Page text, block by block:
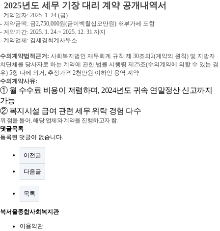
2025년도 세무 기장 대리 계약 공개내역서
- 계약일자: 2025. 1. 24.(금)
- 계약금액: 금2,750,000원(금이백칠십오만원) ※부가세 포함
- 계약기간: 2025. 1. 24.~ 2025. 12. 31.까지
- 계약업체 : 김세경회계사무소
수의계약법적근거 : 사회복지법인 재무회계 규칙 제 30조의 2(계약의 원칙) 및 지방자
치단체를 당사자로 하는 계약에 관한 법률 시행령 제 25조(수의계약에 의할 수 있는 경
우) 5항 나에 의거, 추정가격 2천만원 이하인 용역 계약
수의계약사유:
① 월 수수료 비용이 저렴하며, 2024년도 귀속 연말정산 신고까지
가능
② 복지시설 급여 관련 세무 위탁 경험 다수
위 점을 들어,해당 업체와 계약을 진행하고자 함.
댓글목록
등록된 댓글이 없습니다.
이전글
다음글
목록
북서울종합사회복지관
이용약관